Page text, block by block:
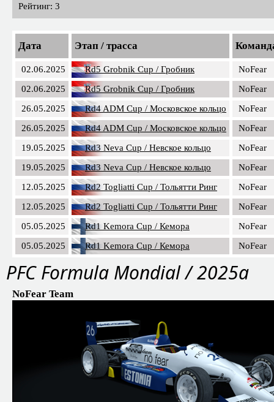
Рейтинг: 3
Дата Этап / трасса
02.06.2025 Rd5 Grobnik Cup / Гробник
NoFear
02.06.2025
Rd5 Grobnik Cup / Гробник
NoFear
26.05.2025
Rd4 ADM Cup / Московское кольцо
NoFear
26.05.2025
Rd4 ADM Cup / Московское кольцо
NoFear
19.05.2025
Rd3 Neva Cup / Невское кольцо
NoFear
19.05.2025
Rd3 Neva Cup / Невское кольцо
NoFear
12.05.2025
Rd2 Togliatti Cup / Тольятти Ринг
NoFear
12.05.2025
Rd2 Togliatti Cup / Тольятти Ринг
NoFear
05.05.2025
Rd1 Kemora Cup / Кемора
NoFear
05.05.2025
Rd1 Kemora Cup / Кемора NoFear
PFC Formula Mondial / 2025a
NoFear Team